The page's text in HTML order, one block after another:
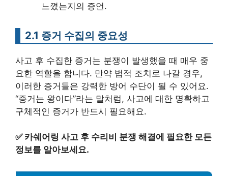
느꼈는지의 증언.
2.1 증거 수집의 중요성
사고 후 수집한 증거는 분쟁이 발생했을 때 매우 중
요한 역할을 합니다. 만약 법적 조치로 나갈 경우,
이러한 증거들은 강력한 방어 수단이 될 수 있어요.
“증거는 왕이다”라는 말처럼, 사고에 대한 명확하고
구체적인 증거가 반드시 필요해요.
✅ 카쉐어링 사고 후 수리비 분쟁 해결에 필요한 모든
정보를 알아보세요.